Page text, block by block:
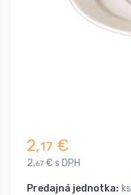
2,17 €
2,67 € s DPH
Predajná jednotka: ks